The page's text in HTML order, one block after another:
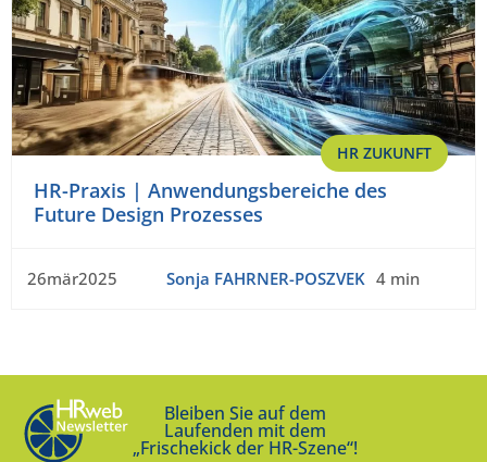
HR ZUKUNFT
HR-Praxis | Anwendungsbereiche des
Future Design Prozesses
26mär2025 Sonja FAHRNER-POSZVEK 4 min
Bleiben Sie auf dem
Laufenden mit dem
„Frischekick der HR-Szene“!